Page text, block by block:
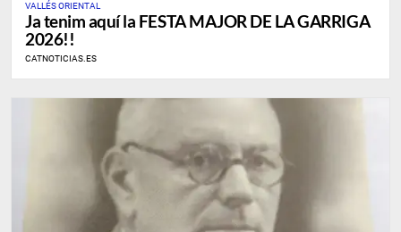
VALLÉS ORIENTAL
Ja tenim aquí la FESTA MAJOR DE LA GARRIGA
2026!!
CATNOTICIAS.ES